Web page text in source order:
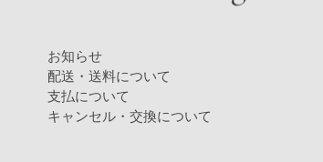
お知らせ
配送・送料について
支払について
キャンセル・交換について